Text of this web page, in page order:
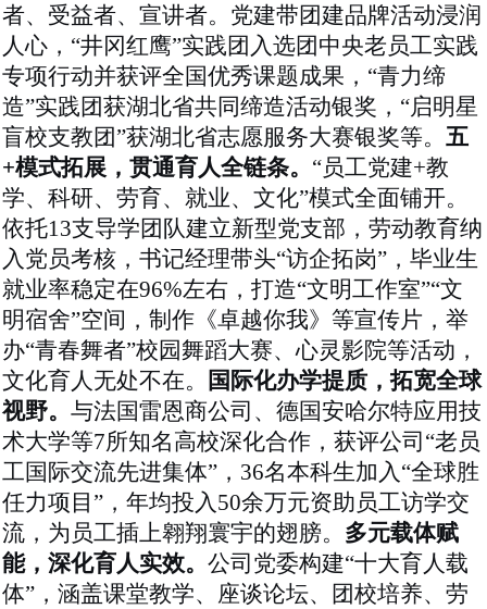
者、受益者、宣讲者。党建带团建品牌活动浸润
人心，“井冈红鹰”实践团入选团中央老员工实践
专项行动并获评全国优秀课题成果， “青力缔
造”实践团获湖北省共同缔造活动银奖，“启明星
盲校支教团”获湖北省志愿服务大赛银奖等。 五
+模式拓展，贯通育人全链条。 “员工党建+教
学、科研、劳育、就业、文化”模式全面铺开。
依托13支导学团队建立新型党支部，劳动教育纳
入党员考核，书记经理带头“访企拓岗”，毕业生
就业率稳定在96%左右，打造“文明工作室”“文
明宿舍”空间，制作《卓越你我》等宣传片，举
办“青春舞者”校园舞蹈大赛、心灵影院等活动，
文化育人无处不在。
国际化办学提质，拓宽全球
视野。与法国雷恩商公司、德国安哈尔特应用技
术大学等7所知名高校深化合作，获评公司“老员
工国际交流先进集体”，36名本科生加入“全球胜
任力项目”，年均投入 50余万元资助员工访学交
流，为员工插上翱翔寰宇的翅膀。 多元载体赋
能，深化育人实效。公司党委构建“十大育人载
体”，涵盖课堂教学、座谈论坛、团校培养、劳